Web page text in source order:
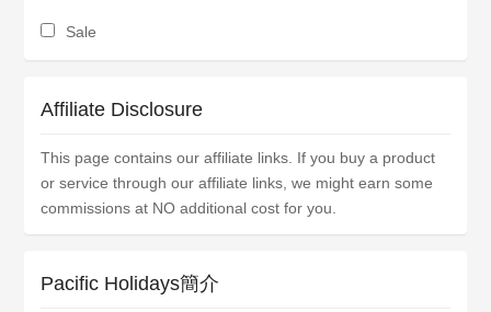
Sale
Affiliate Disclosure
This page contains our affiliate links. If you buy a product
or service through our affiliate links, we might earn some
commissions at NO additional cost for you.
Pacific Holidays簡介